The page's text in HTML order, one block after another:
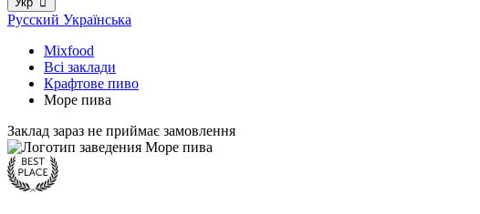
Русский Українська
Mixfood
Всі заклади
Крафтове пиво
Море пива
Заклад зараз не приймає замовлення